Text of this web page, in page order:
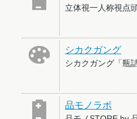
立体視一人称視点
シカクガング
シカクガング「瓶
品モノラボ